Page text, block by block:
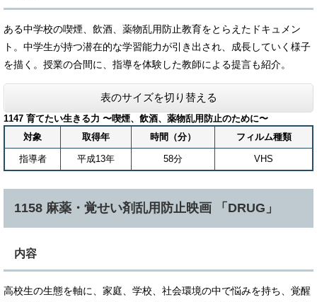
ある中学校の喫煙、飲酒、薬物乱用防止教育をとらえたドキュメン
ト。中学生が持つ潜在的な学習能力が引き出され、成長していく様子
を描く。授業の合間に、指導を体験した教師による提言も紹介。
表のサイズを切り替える
1147 育てたい生きる力 〜喫煙、飲酒、薬物乱用防止のために〜
対象
取得年 時間（分） フィルム種類
指導者 平成13年 58分 VHS
1158 麻薬・覚せい剤乱用防止映画 「DRUG」
内容
高校生の生態を軸に、家庭、学校、社会環境の中で悩みを持ち、覚醒